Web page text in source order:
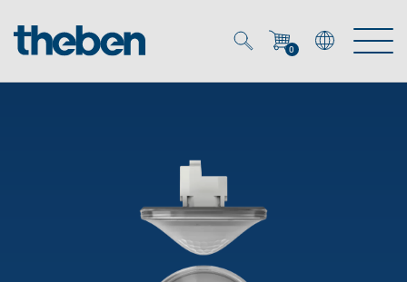
0
Energy Manager
OEM-Lösungen